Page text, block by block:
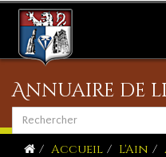
Annuaire de
Accueil L'Ain